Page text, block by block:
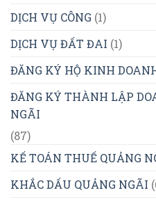
DỊCH VỤ CÔNG (1)
DỊCH VỤ ĐẤT ĐAI (1)
ĐĂNG KÝ HỘ KINH
ĐĂNG KÝ THÀNH LẬP
NGÃI
(87)
KẾ TOÁN THUẾ QUẢNG
KHẮC DẤU QUẢNG NGÃI